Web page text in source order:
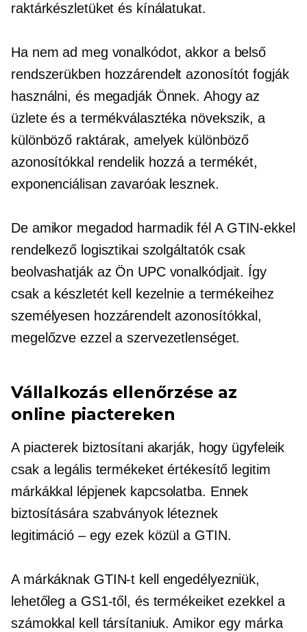
raktárkészletüket és kínálatukat.
Ha nem ad meg vonalkódot, akkor a belső
rendszerükben hozzárendelt azonosítót fogják
használni, és megadják Önnek. Ahogy az
üzlete és a termékválasztéka növekszik, a
különböző raktárak, amelyek különböző
azonosítókkal rendelik hozzá a termékét,
exponenciálisan zavaróak lesznek.
De amikor megadod harmadik fél A GTIN-ekkel
rendelkező logisztikai szolgáltatók csak
beolvashatják az Ön UPC vonalkódjait. Így
csak a készletét kell kezelnie a termékeihez
személyesen hozzárendelt azonosítókkal,
megelőzve ezzel a szervezetlenséget.
Vállalkozás ellenőrzése az
online piactereken
A piacterek biztosítani akarják, hogy ügyfeleik
csak a legális termékeket értékesítő legitim
márkákkal lépjenek kapcsolatba. Ennek
biztosítására szabványok léteznek
legitimáció – egy ezek közül a GTIN.
A márkáknak GTIN-t kell engedélyezniük,
lehetőleg a GS1-től, és termékeiket ezekkel a
számokkal kell társítaniuk. Amikor egy márka